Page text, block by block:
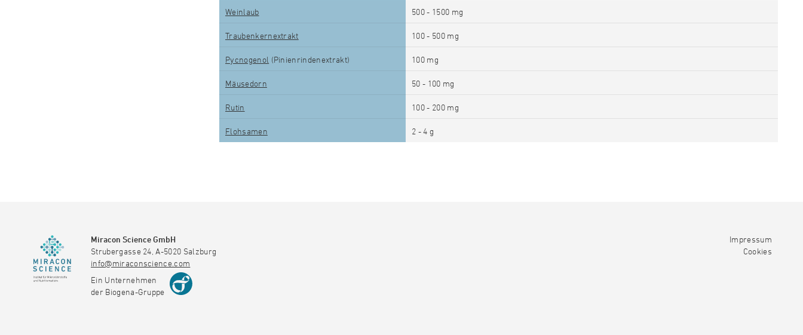
Weinlaub 500 - 1500 mg
Traubenkernextrakt 100 - 500 mg
Pycnogenol (Pinienrindenextrakt) 100 mg
Mäusedorn 50 - 100 mg
Rutin 100 - 200 mg
Flohsamen 2 - 4 g
Miracon Science GmbH
Strubergasse 24, A-5020 Salzburg
info@miraconscience.com
Ein Unternehmen
der Biogena-Gruppe
Impressum
Cookies